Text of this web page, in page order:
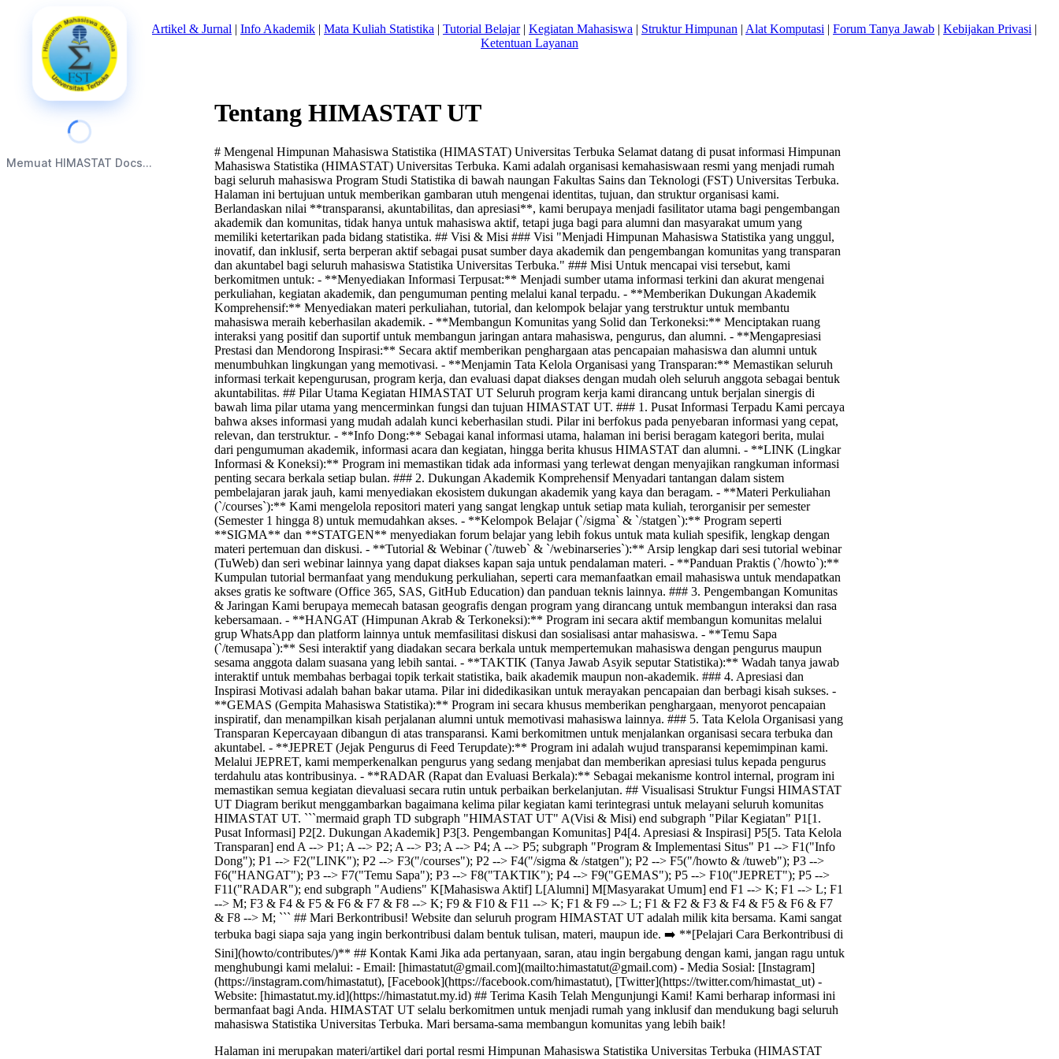
Memuat HIMASTAT Docs...
Beranda|Tentang Kami Artikel & Jurnal | Info Akademik | Mata Kuliah Statistika | Tutorial Belajar| Kegiatan Mahasiswa | Struktur Himpunan | Alat Komputasi | Forum Tanya Jawab | Kebijakan Privasi |
Ketentuan Layanan
Tentang HIMASTAT UT
# Mengenal Himpunan Mahasiswa Statistika (HIMASTAT) Universitas Terbuka Selamat datang di pusat informasi Himpunan
Mahasiswa Statistika (HIMASTAT) Universitas Terbuka. Kami adalah organisasi kemahasiswaan resmi yang menjadi rumah
bagi seluruh mahasiswa Program Studi Statistika di bawah naungan Fakultas Sains dan Teknologi (FST) Universitas Terbuka.
Halaman ini bertujuan untuk memberikan gambaran utuh mengenai identitas, tujuan, dan struktur organisasi kami.
Berlandaskan nilai **transparansi, akuntabilitas, dan apresiasi**, kami berupaya menjadi fasilitator utama bagi pengembangan
akademik dan komunitas, tidak hanya untuk mahasiswa aktif, tetapi juga bagi para alumni dan masyarakat umum yang
memiliki ketertarikan pada bidang statistika. ## Visi & Misi ### Visi "Menjadi Himpunan Mahasiswa Statistika yang unggul,
inovatif, dan inklusif, serta berperan aktif sebagai pusat sumber daya akademik dan pengembangan komunitas yang transparan
dan akuntabel bagi seluruh mahasiswa Statistika Universitas Terbuka." ### Misi Untuk mencapai visi tersebut, kami
berkomitmen untuk: - **Menyediakan Informasi Terpusat:** Menjadi sumber utama informasi terkini dan akurat mengenai
perkuliahan, kegiatan akademik, dan pengumuman penting melalui kanal terpadu. - **Memberikan Dukungan Akademik
Komprehensif:** Menyediakan materi perkuliahan, tutorial, dan kelompok belajar yang terstruktur untuk membantu
mahasiswa meraih keberhasilan akademik. - **Membangun Komunitas yang Solid dan Terkoneksi:** Menciptakan ruang
interaksi yang positif dan suportif untuk membangun jaringan antara mahasiswa, pengurus, dan alumni. - **Mengapresiasi
Prestasi dan Mendorong Inspirasi:** Secara aktif memberikan penghargaan atas pencapaian mahasiswa dan alumni untuk
menumbuhkan lingkungan yang memotivasi. - **Menjamin Tata Kelola Organisasi yang Transparan:** Memastikan seluruh
informasi terkait kepengurusan, program kerja, dan evaluasi dapat diakses dengan mudah oleh seluruh anggota sebagai bentuk
akuntabilitas. ## Pilar Utama Kegiatan HIMASTAT UT Seluruh program kerja kami dirancang untuk berjalan sinergis di
bawah lima pilar utama yang mencerminkan fungsi dan tujuan HIMASTAT UT. ### 1. Pusat Informasi Terpadu Kami percaya
bahwa akses informasi yang mudah adalah kunci keberhasilan studi. Pilar ini berfokus pada penyebaran informasi yang cepat,
relevan, dan terstruktur. - **Info Dong:** Sebagai kanal informasi utama, halaman ini berisi beragam kategori berita, mulai
dari pengumuman akademik, informasi acara dan kegiatan, hingga berita khusus HIMASTAT dan alumni. - **LINK (Lingkar
Informasi & Koneksi):** Program ini memastikan tidak ada informasi yang terlewat dengan menyajikan rangkuman informasi
penting secara berkala setiap bulan. ### 2. Dukungan Akademik Komprehensif Menyadari tantangan dalam sistem
pembelajaran jarak jauh, kami menyediakan ekosistem dukungan akademik yang kaya dan beragam. - **Materi Perkuliahan
(`/courses`):** Kami mengelola repositori materi yang sangat lengkap untuk setiap mata kuliah, terorganisir per semester
(Semester 1 hingga 8) untuk memudahkan akses. - **Kelompok Belajar (`/sigma` & `/statgen`):** Program seperti
**SIGMA** dan **STATGEN** menyediakan forum belajar yang lebih fokus untuk mata kuliah spesifik, lengkap dengan
materi pertemuan dan diskusi. - **Tutorial & Webinar (`/tuweb` & `/webinarseries`):** Arsip lengkap dari sesi tutorial webinar
(TuWeb) dan seri webinar lainnya yang dapat diakses kapan saja untuk pendalaman materi. - **Panduan Praktis (`/howto`):**
Kumpulan tutorial bermanfaat yang mendukung perkuliahan, seperti cara memanfaatkan email mahasiswa untuk mendapatkan
akses gratis ke software (Office 365, SAS, GitHub Education) dan panduan teknis lainnya. ### 3. Pengembangan Komunitas
& Jaringan Kami berupaya memecah batasan geografis dengan program yang dirancang untuk membangun interaksi dan rasa
kebersamaan. - **HANGAT (Himpunan Akrab & Terkoneksi):** Program ini secara aktif membangun komunitas melalui
grup WhatsApp dan platform lainnya untuk memfasilitasi diskusi dan sosialisasi antar mahasiswa. - **Temu Sapa
(`/temusapa`):** Sesi interaktif yang diadakan secara berkala untuk mempertemukan mahasiswa dengan pengurus maupun
sesama anggota dalam suasana yang lebih santai. - **TAKTIK (Tanya Jawab Asyik seputar Statistika):** Wadah tanya jawab
interaktif untuk membahas berbagai topik terkait statistika, baik akademik maupun non-akademik. ### 4. Apresiasi dan
Inspirasi Motivasi adalah bahan bakar utama. Pilar ini didedikasikan untuk merayakan pencapaian dan berbagi kisah sukses. -
**GEMAS (Gempita Mahasiswa Statistika):** Program ini secara khusus memberikan penghargaan, menyorot pencapaian
inspiratif, dan menampilkan kisah perjalanan alumni untuk memotivasi mahasiswa lainnya. ### 5. Tata Kelola Organisasi yang
Transparan Kepercayaan dibangun di atas transparansi. Kami berkomitmen untuk menjalankan organisasi secara terbuka dan
akuntabel. - **JEPRET (Jejak Pengurus di Feed Terupdate):** Program ini adalah wujud transparansi kepemimpinan kami.
Melalui JEPRET, kami memperkenalkan pengurus yang sedang menjabat dan memberikan apresiasi tulus kepada pengurus
terdahulu atas kontribusinya. - **RADAR (Rapat dan Evaluasi Berkala):** Sebagai mekanisme kontrol internal, program ini
memastikan semua kegiatan dievaluasi secara rutin untuk perbaikan berkelanjutan. ## Visualisasi Struktur Fungsi HIMASTAT
UT Diagram berikut menggambarkan bagaimana kelima pilar kegiatan kami terintegrasi untuk melayani seluruh komunitas
HIMASTAT UT. ```mermaid graph TD subgraph "HIMASTAT UT" A(Visi & Misi) end subgraph "Pilar Kegiatan" P1[1.
Pusat Informasi] P2[2. Dukungan Akademik] P3[3. Pengembangan Komunitas] P4[4. Apresiasi & Inspirasi] P5[5. Tata Kelola
Transparan] end A --> P1; A --> P2; A --> P3; A --> P4; A --> P5; subgraph "Program & Implementasi Situs" P1 --> F1("Info
Dong"); P1 --> F2("LINK"); P2 --> F3("/courses"); P2 --> F4("/sigma & /statgen"); P2 --> F5("/howto & /tuweb"); P3 -->
F6("HANGAT"); P3 --> F7("Temu Sapa"); P3 --> F8("TAKTIK"); P4 --> F9("GEMAS"); P5 --> F10("JEPRET"); P5 -->
F11("RADAR"); end subgraph "Audiens" K[Mahasiswa Aktif] L[Alumni] M[Masyarakat Umum] end F1 --> K; F1 --> L; F1
--> M; F3 & F4 & F5 & F6 & F7 & F8 --> K; F9 & F10 & F11 --> K; F1 & F9 --> L; F1 & F2 & F3 & F4 & F5 & F6 & F7
& F8 --> M; ``` ## Mari Berkontribusi! Website dan seluruh program HIMASTAT UT adalah milik kita bersama. Kami sangat
terbuka bagi siapa saja yang ingin berkontribusi dalam bentuk tulisan, materi, maupun ide. ➡️ **[Pelajari Cara Berkontribusi di
Sini](howto/contributes/)** ## Kontak Kami Jika ada pertanyaan, saran, atau ingin bergabung dengan kami, jangan ragu untuk
menghubungi kami melalui: - Email: [himastatut@gmail.com](mailto:himastatut@gmail.com) - Media Sosial: [Instagram]
(https://instagram.com/himastatut), [Facebook](https://facebook.com/himastatut), [Twitter](https://twitter.com/himastat_ut) -
Website: [himastatut.my.id](https://himastatut.my.id) ## Terima Kasih Telah Mengunjungi Kami! Kami berharap informasi ini
bermanfaat bagi Anda. HIMASTAT UT selalu berkomitmen untuk menjadi rumah yang inklusif dan mendukung bagi seluruh
mahasiswa Statistika Universitas Terbuka. Mari bersama-sama membangun komunitas yang lebih baik!
Halaman ini merupakan materi/artikel dari portal resmi Himpunan Mahasiswa Statistika Universitas Terbuka (HIMASTAT